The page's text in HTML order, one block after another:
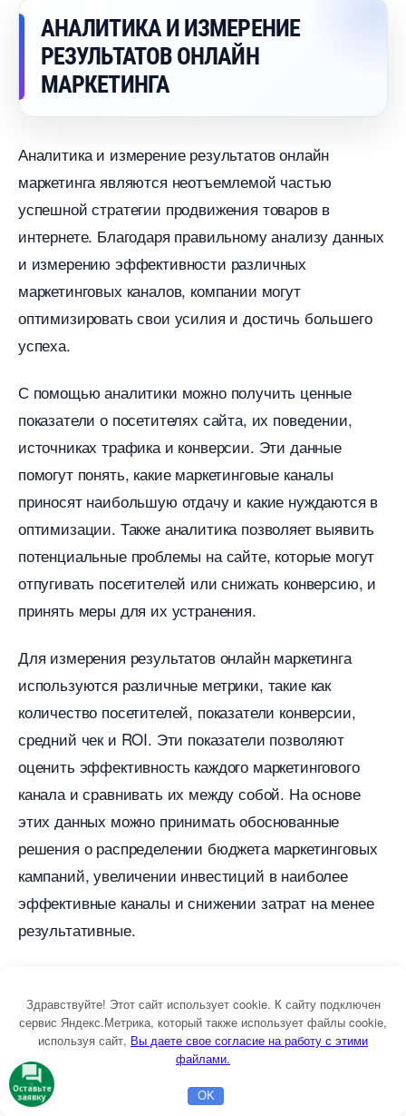
АНАЛИТИКА И ИЗМЕРЕНИЕ
РЕЗУЛЬТАТОВ ОНЛАЙН
МАРКЕТИНГА
Аналитика и измерение результатов онлайн
маркетинга являются неотъемлемой частью
успешной стратегии продвижения товаро
интернете. Благодаря правильному анализу данных
и измерению эффективности различных
маркетинговых каналов, компании могут
оптимизировать свои усилия и достичь большего
успеха.
С помощью аналитики можно получить ценные
показатели о посетителях сайта, их поведении,
источниках трафика и конверсии. Эти данные
помогут понять, какие маркетинговые каналы
приносят наибольшую отдачу и какие нуждаются
оптимизации. Также аналитика позволяет выявить
потенциальные проблемы на сайте, которые могут
отпугивать посетителей или снижать конверсию, и
принять меры для их устранения.
Для измерения результатов онлайн маркетинга
используются различные метрики, такие как
количество посетителей, показатели конверсии,
средний чек и ROI. Эти показатели позволяют
оценить эффективность каждого маркетингового
канала и сравнивать их между собой. На основе
этих данных можно принимать обоснованные
решения о распределении бюджета маркетинговых
кампаний, увеличении инвестиций в наиболее
эффективные каналы и снижении затрат на менее
результативные.
аналитики являются таблицы. Таблицы позволяют
сравнивать различные показатели и делать выводы
об их взаимосвязи. Также таблицы удобны для
отслеживания изменений в показателях на
Здравствуйте! Этот сайт использует cookie. К сайту подключен
сервис Яндекс.Метрика, который также использует файлы cookie,
используя сайт, ы даете свое согласие на работу с этими
файлами.
OK
Оставьте
заявку